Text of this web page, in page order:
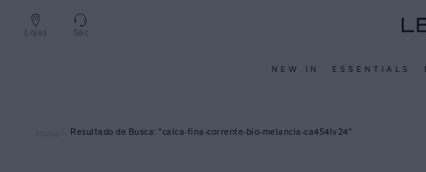
Lojas Sac
NEW IN ESSENTIALS
calca-fina-corrente-bio-melancia-ca454lv24